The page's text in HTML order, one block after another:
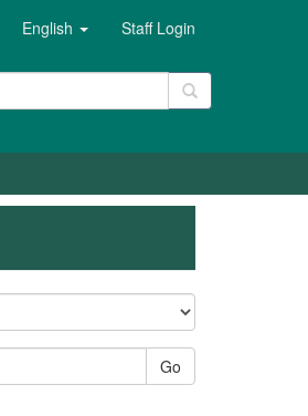
English Staff Login
Go